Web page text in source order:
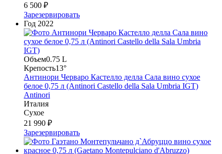
6 500 ₽
Зарезервировать
Год 2022
Объем0.75 L
Крепость13°
Антинори Черваро Кастелло делла Сала вино сухое
белое 0,75 л (Antinori Castello della Sala Umbria IGT)
Antinori
Италия
Сухое
21 990 ₽
Зарезервировать